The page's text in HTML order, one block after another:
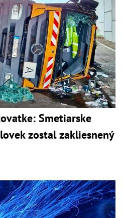
Smetiarske
zostal zakliesnený